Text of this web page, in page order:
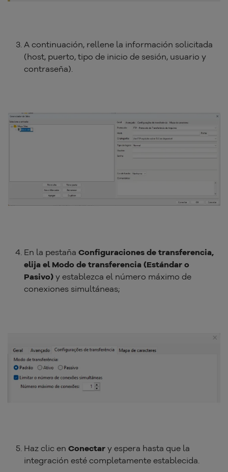
A continuación, rellene la información solicitada
(host, puerto, tipo de inicio de sesión, usuario y
contraseña).
En la pestaña Configuraciones de transferencia,
elija el Modo de transferencia (Estándar o
Pasivo) y establezca el número máximo de
conexiones simultáneas;
Haz clic en Conectar y espera hasta que la
integración esté completamente establecida.